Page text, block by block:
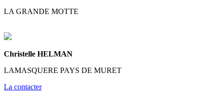
LA GRANDE MOTTE
Christelle HELMAN
LAMASQUERE PAYS DE MURET
La contacter